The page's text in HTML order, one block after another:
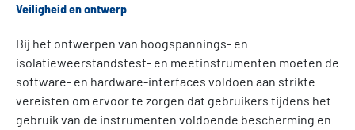
Veiligheid en ontwerp
Bij het ontwerpen van hoogspannings- en
isolatieweerstandstest- en meetinstrumenten moeten de
software- en hardware-interfaces voldoen aan strikte
vereisten om ervoor te zorgen dat gebruikers tijdens het
gebruik van de instrumenten voldoende bescherming en